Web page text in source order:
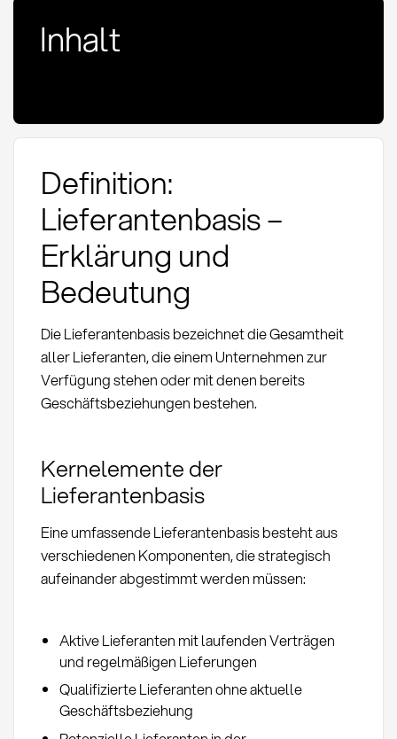
Inhalt
Definition:
Lieferantenbasis –
Erklärung und
Bedeutung
Die Lieferantenbasis bezeichnet die Gesamtheit
aller Lieferanten, die einem Unternehmen zur
Verfügung stehen oder mit denen bereits
Geschäftsbeziehungen bestehen.
Kernelemente der
Lieferantenbasis
Eine umfassende Lieferantenbasis besteht aus
verschiedenen Komponenten, die strategisch
aufeinander abgestimmt werden müssen:
Aktive Lieferanten mit laufenden Verträgen
und regelmäßigen Lieferungen
Qualifizierte Lieferanten ohne aktuelle
Geschäftsbeziehung